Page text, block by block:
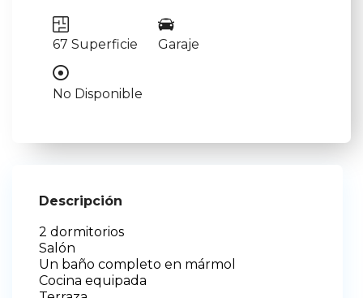
67 Superficie Garaje
No Disponible
Descripción
2 dormitorios
Salón
Un baño completo en mármol
Cocina equipada